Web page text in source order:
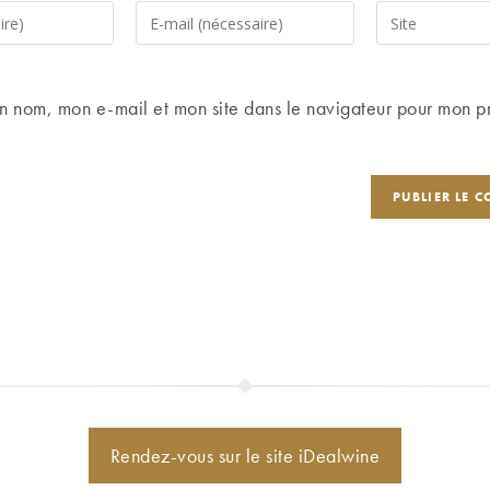
Enter
your
address
Saisir
l’URL
site
nom, mon e-mail et mon site dans le navigateur pour mon
Rendez-vous sur le site iDealwine